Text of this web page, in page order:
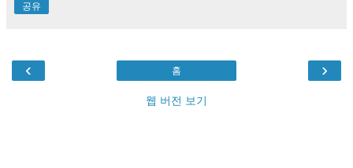
공유
‹ ›
홈
웹 버전 보기